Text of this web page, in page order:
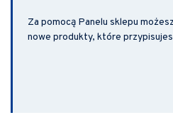
Za pomocą Panelu sklepu
nowe produkty, które